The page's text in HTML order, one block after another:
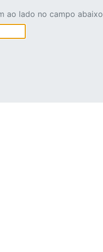
ao lado no campo abaixo